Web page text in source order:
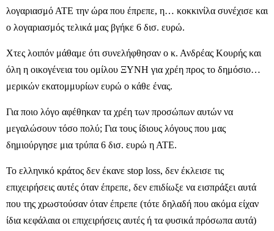
λογαριασμό ΑΤΕ την ώρα που έπρεπε, η… κοκκινίλα συνέχισε και
ο λογαριασμός τελικά μας βγήκε 6 δισ. ευρώ.
Χτες λοιπόν μάθαμε ότι συνελήφθησαν ο κ. Ανδρέας Κουρής και
όλη η οικογένεια του ομίλου ΞΥΝΗ για χρέη προς το δημόσιο…
μερικών εκατομμυρίων ευρώ ο κάθε ένας.
Για ποιο λόγο αφέθηκαν τα χρέη των προσώπων αυτών να
μεγαλώσουν τόσο πολύ; Για τους ίδιους λόγους που μας
δημιούργησε μια τρύπα 6 δισ. ευρώ η ΑΤΕ.
Το ελληνικό κράτος δεν έκανε stop loss, δεν έκλεισε τις
επιχειρήσεις αυτές όταν έπρεπε, δεν επιδίωξε να εισπράξει αυτά
που της χρωστούσαν όταν έπρεπε (τότε δηλαδή που ακόμα είχαν
ίδια κεφάλαια οι επιχειρήσεις αυτές ή τα φυσικά πρόσωπα αυτά)